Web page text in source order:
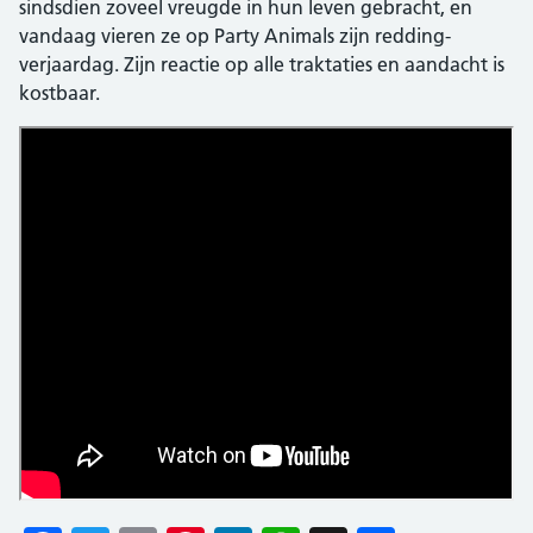
sindsdien zoveel vreugde in hun leven gebracht, en
vandaag vieren ze op Party Animals zijn redding-
verjaardag. Zijn reactie op alle traktaties en aandacht is
kostbaar.